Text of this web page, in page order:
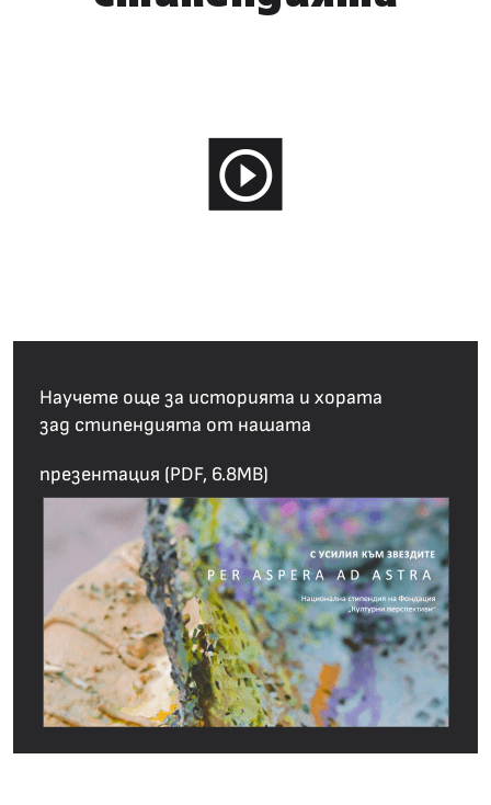
Научете още за историята и хората
зад стипендията от нашата
презентация (PDF, 6.8MB)